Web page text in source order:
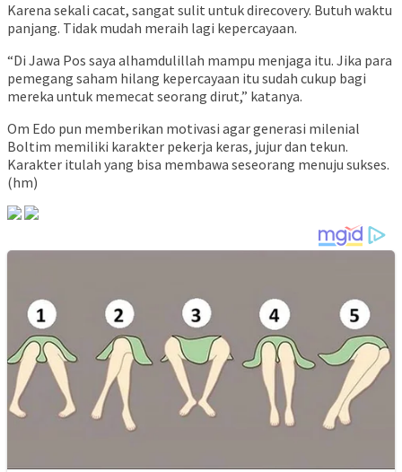
Karena sekali cacat, sangat sulit untuk direcovery. Butuh waktu
panjang. Tidak mudah meraih lagi kepercayaan.
“Di Jawa Pos saya alhamdulillah mampu menjaga itu. Jika para
pemegang saham hilang kepercayaan itu sudah cukup bagi
mereka untuk memecat seorang dirut,” katanya.
Om Edo pun memberikan motivasi agar generasi milenial
Boltim memiliki karakter pekerja keras, jujur dan tekun.
Karakter itulah yang bisa membawa seseorang menuju sukses.
(hm)